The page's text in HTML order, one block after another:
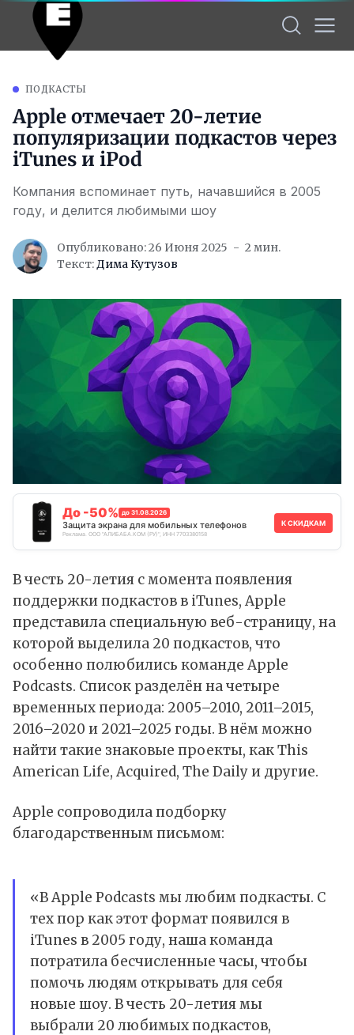
ПОДКАСТЫ
Apple отмечает 20-летие
популяризации подкастов через
iTunes и iPod
Компания вспоминает путь, начавшийся в 2005
году, и делится любимыми шоу
Опубликовано: 26 Июня 2025
2 мин.
Текст:Дима Кутузов
До -50% до 31.08.2026
Защита экрана для мобильных телефонов
Реклама. ООО "АЛИБАБА.КОМ (РУ)", ИНН 7703380158
К СКИДКАМ
В честь 20-летия с момента появления
поддержки подкастов в iTunes, Apple
представила специальную веб-страницу, на
которой выделила 20 подкастов, что
особенно полюбились команде Apple
Podcasts. Список разделён на четыре
временных периода: 2005–2010, 2011–2015,
2016–2020 и 2021–2025 годы. В нём можно
найти такие знаковые проекты, как This
American Life, Acquired, The Daily и другие.
Apple сопроводила подборку
благодарственным письмом:
«В Apple Podcasts мы любим подкасты. С
тех пор как этот формат появился в
iTunes в 2005 году, наша команда
потратила бесчисленные часы, чтобы
помочь людям открывать для себя
новые шоу. В честь 20-летия мы
выбрали 20 любимых подкастов,